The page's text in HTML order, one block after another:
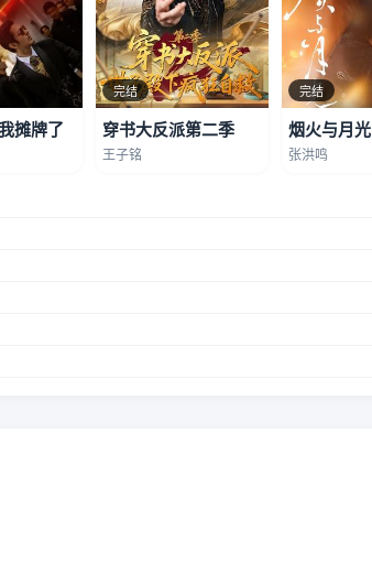
摊牌了
完结
穿书大反派第二季
王子铭
完结
烟火与月光
张洪鸣